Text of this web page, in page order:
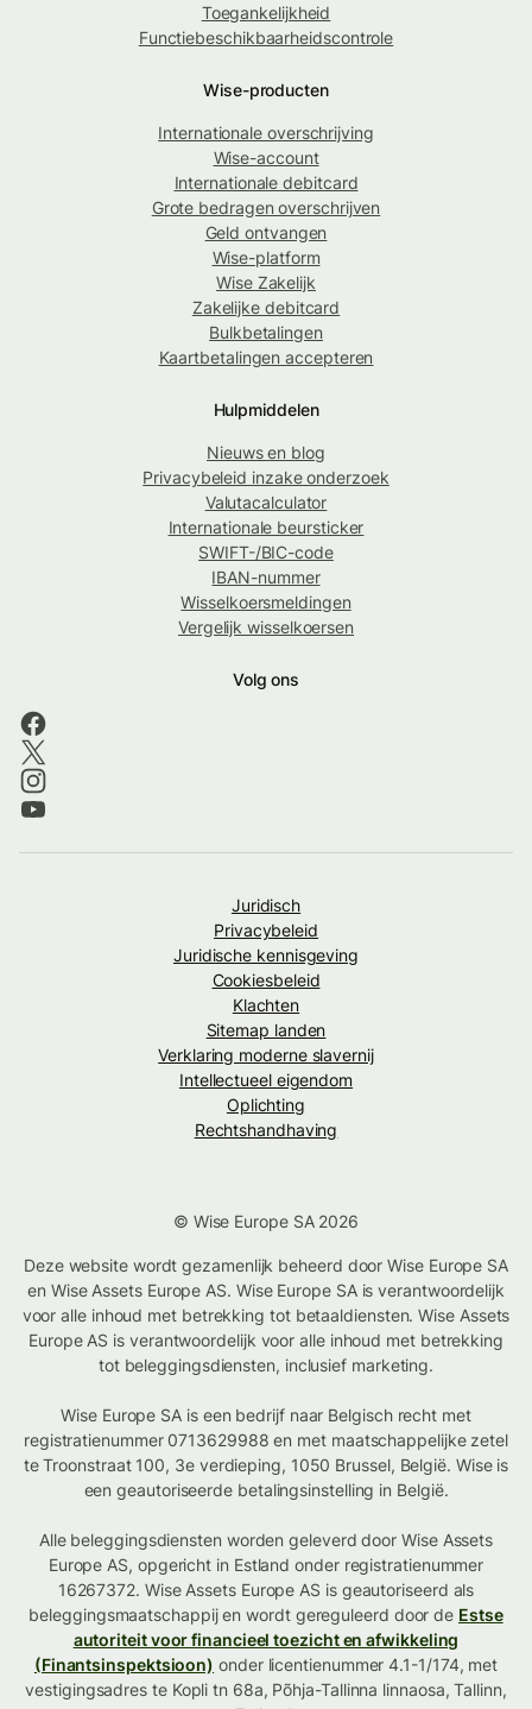
Toegankelijkheid
Functiebeschikbaarheidscontrole
Wise-producten
Internationale overschrijving
Wise-account
Internationale debitcard
Grote bedragen overschrijven
Geld ontvangen
Wise-platform
Wise Zakelijk
Zakelijke debitcard
Bulkbetalingen
Kaartbetalingen accepteren
Hulpmiddelen
Nieuws en blog
Privacybeleid inzake onderzoek
Valutacalculator
Internationale beursticker
SWIFT-/BIC-code
IBAN-nummer
Wisselkoersmeldingen
Vergelijk wisselkoersen
Volg ons
Juridisch
Privacybeleid
Juridische kennisgeving
Cookiesbeleid
Klachten
Sitemap landen
Verklaring moderne slavernij
Intellectueel eigendom
Oplichting
Rechtshandhaving
© Wise Europe SA 2026
Deze website wordt gezamenlijk beheerd door Wise Europe SA
en Wise Assets Europe AS. Wise Europe SA is verantwoordelijk
voor alle inhoud met betrekking tot betaaldiensten. Wise Assets
Europe AS is verantwoordelijk voor alle inhoud met betrekking
tot beleggingsdiensten, inclusief marketing.
Wise Europe SA is een bedrijf naar Belgisch recht met
registratienummer 0713629988 en met maatschappelijke zetel
te Troonstraat 100, 3e verdieping, 1050 Brussel, België. Wise is
een geautoriseerde betalingsinstelling in België.
Alle beleggingsdiensten worden geleverd door Wise Assets
Europe AS, opgericht in Estland onder registratienummer
16267372. Wise Assets Europe AS is geautoriseerd als
beleggingsmaatschappij en wordt gereguleerd door de Estse
autoriteit voor financieel toezicht en afwikkeling
(Finantsinspektsioon) onder licentienummer 4.1-1/174, met
vestigingsadres te Kopli tn 68a, Põhja-Tallinna linnaosa, Tallinn,